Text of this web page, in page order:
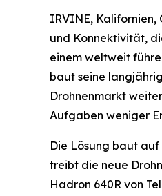
IRVINE, Kalifornien,
und Konnektivität,
einem weltweit
baut seine
Drohnenmarkt
Aufgaben weniger
Die Lösung baut auf
treibt die neue
Hadron 640R von